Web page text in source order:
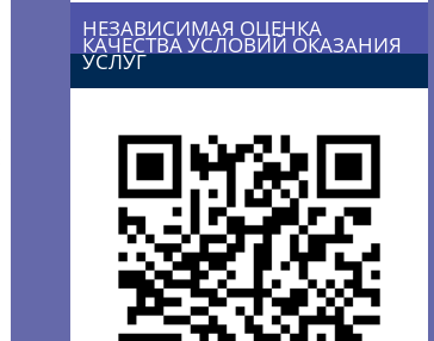
НЕЗАВИСИМАЯ ОЦЕНКА
КАЧЕСТВА УСЛОВИЙ ОКАЗАНИЯ
УСЛУГ